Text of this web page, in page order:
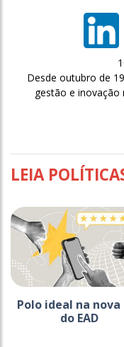
Desde outubro de
gestão e inovação
LEIA
Polo ideal na nova
do EAD